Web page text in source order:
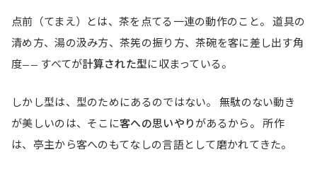
点前（てまえ）とは、茶を点てる一連の動作のこと。 道具の
清め方、湯の汲み方、茶筅の振り方、茶碗を客に差し出す角
度—— すべてが計算された型に収まっている。
しかし型は、型のためにあるのではない。 無駄のない動き
が美しいのは、そこに客への思いやり があるから。 所作
は、亭主から客へのもてなしの言語として磨かれてきた。